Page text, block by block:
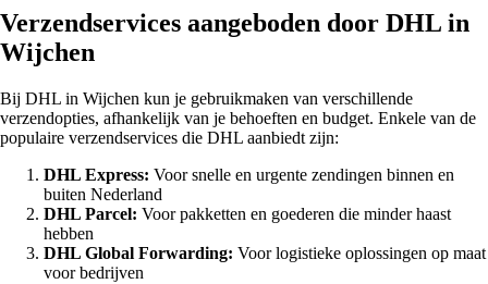
Verzendservices aangeboden door DHL in
Wijchen
Bij DHL in Wijchen kun je gebruikmaken van verschillende
verzendopties, afhankelijk van je behoeften en budget. Enkele van de
populaire verzendservices die DHL aanbiedt zijn:
DHL Express: Voor snelle en urgente zendingen binnen en
buiten Nederland
DHL Parcel: Voor pakketten en goederen die minder haast
hebben
DHL Global Forwarding: Voor logistieke oplossingen op maat
voor bedrijven